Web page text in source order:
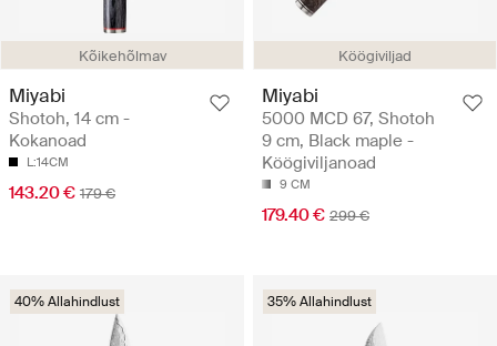
Kõikehõlmav
Miyabi
Shotoh, 14 cm -
Kokanoad
L:14CM
143.20 € 179 €
Köögiviljad
Miyabi
5000 MCD 67, Shotoh
9 cm, Black maple -
Köögiviljanoad
9 CM
179.40 € 299 €
40% Allahindlust 35% Allahindlust